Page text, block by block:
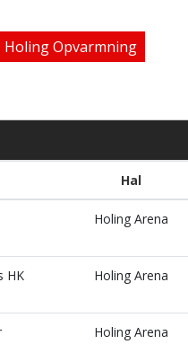
Holing Opvarmning
Hal
Holing Arena
HK Holing Arena
Holing Arena